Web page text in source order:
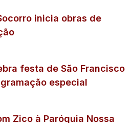
inicia obras de
festa de São Francisco
especial
Zico à Paróquia Nossa